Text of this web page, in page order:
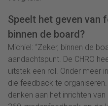
Speelt het geven van
binnen de board?
Michiel: “Zeker, binnen de
aandachtspunt. De CHRO
uitstek een rol. Onder meer
die feedback te
denken aan het inrichten